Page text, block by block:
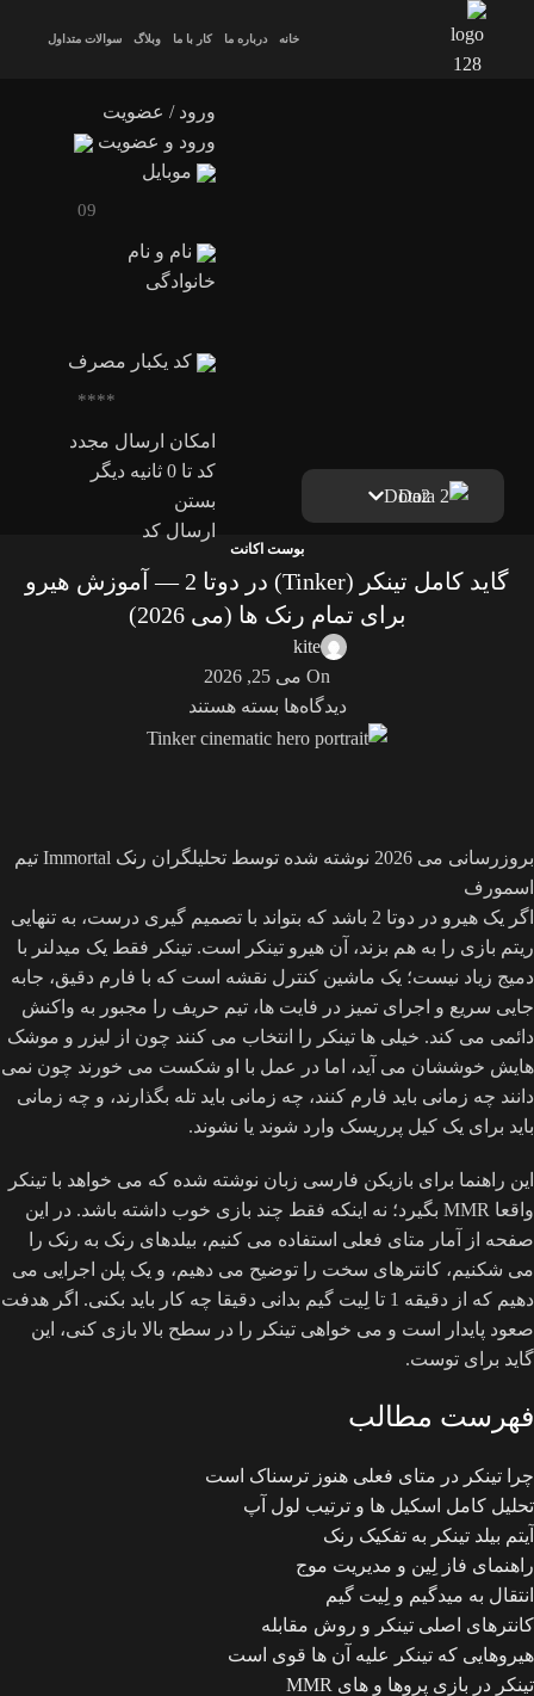
خانه درباره ما کار با ما وبلاگ سوالات متداول
ورود / عضویت
ورود و عضویت
موبایل
نام و نام
خانوادگی
کد یکبار مصرف
امکان ارسال مجدد
کد تا 0ثانیه دیگر
بستن
ارسال کد
Dota2
بوست اکانت
گاید کامل تینکر (Tinker) در دوتا 2 — آموزش هیرو
برای تمام رنک ها (می 2026)
kite
On می 25, 2026
دیدگاه‌ها بسته هستند
بروزرسانی می 2026
نوشته شده توسط تحلیلگران رنک Immortal تیم
اسمورف
اگر یک هیرو در دوتا 2 باشد که بتواند با تصمیم گیری درست، به تنهایی
ریتم بازی را به هم بزند، آن هیرو تینکر است. تینکر فقط یک میدلنر با
دمیج زیاد نیست؛ یک ماشین کنترل نقشه است که با فارم دقیق، جابه
جایی سریع و اجرای تمیز در فایت ها، تیم حریف را مجبور به واکنش
دائمی می کند. خیلی ها تینکر را انتخاب می کنند چون از لیزر و موشک
هایش خوششان می آید، اما در عمل با او شکست می خورند چون نمی
دانند چه زمانی باید فارم کنند، چه زمانی باید تله بگذارند، و چه زمانی
باید برای یک کیل پرریسک وارد شوند یا نشوند.
این راهنما برای بازیکن فارسی زبان نوشته شده که می خواهد با تینکر
واقعا MMR بگیرد؛ نه اینکه فقط چند بازی خوب داشته باشد. در این
صفحه از آمار متای فعلی استفاده می کنیم، بیلدهای رنک به رنک را
می شکنیم، کانترهای سخت را توضیح می دهیم، و یک پلن اجرایی می
دهیم که از دقیقه 1 تا لِیت گیم بدانی دقیقا چه کار باید بکنی. اگر هدفت
صعود پایدار است و می خواهی تینکر را در سطح بالا بازی کنی، این
گاید برای توست.
فهرست مطالب
چرا تینکر در متای فعلی هنوز ترسناک است
تحلیل کامل اسکیل ها و ترتیب لول آپ
آیتم بیلد تینکر به تفکیک رنک
راهنمای فاز لِین و مدیریت موج
انتقال به میدگیم و لِیت گیم
کانترهای اصلی تینکر و روش مقابله
هیروهایی که تینکر علیه آن ها قوی است
تینکر در بازی پروها و های MMR